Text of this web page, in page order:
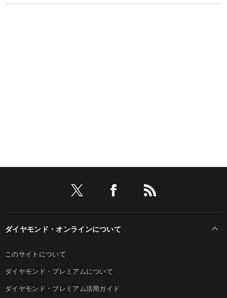
ダイヤモンド・オンラインについて
このサイトについて
ダイヤモンド・プレミアムについて
ダイヤモンド・プレミアム活用ガイド